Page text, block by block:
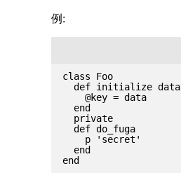
例:
class Foo
  def initialize data
    @key = data
  end
  private
  def do_fuga
    p 'secret'
  end
end